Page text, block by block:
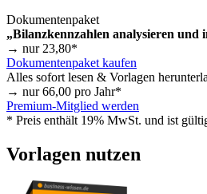
Dokumentenpaket
„Bilanzkennzahlen analysieren und
→ nur 23,80*
Dokumentenpaket kaufen
Alles sofort lesen & Vorlagen
→ nur66,00 pro Jahr*
Premium-Mitglied werden
* Preis enthält 19% MwSt. und ist
Vorlagen nutzen